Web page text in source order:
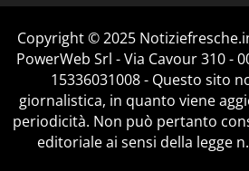
Copyright © 2025
PowerWeb Srl - Via Cavour 310 -
15336031008 - Questo sito
giornalistica, in quanto viene
periodicità. Non può pertanto
editoriale ai sensi della legge